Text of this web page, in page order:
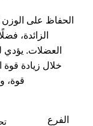
الحفاظ على
الزائدة،
العضلات. يؤدي
خلال زيادة
قوة،
الفرع